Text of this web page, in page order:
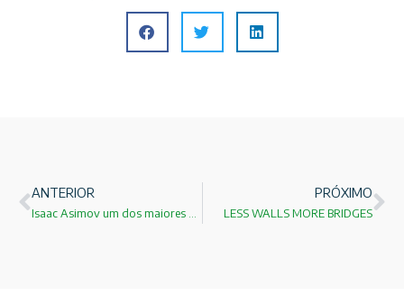
ANTERIOR PRÓXIMO
LESS WALLS MORE BRIDGES